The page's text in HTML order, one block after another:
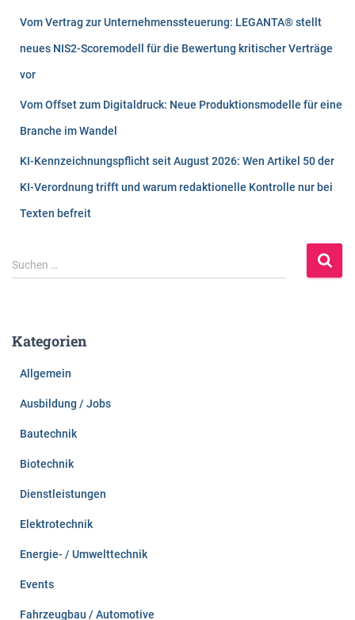
Vom Vertrag zur Unternehmenssteuerung: LEGANTA® stellt
neues NIS2-Scoremodell für die Bewertung kritischer Verträge
vor
Vom Offset zum Digitaldruck: Neue Produktionsmodelle für eine
Branche im Wandel
KI-Kennzeichnungspflicht seit August 2026: Wen Artikel 50 der
KI-Verordnung trifft und warum redaktionelle Kontrolle nur bei
Texten befreit
S
u
n
Suchen …
Kategorien
Allgemein
Ausbildung / Jobs
Bautechnik
Biotechnik
Dienstleistungen
Elektrotechnik
Energie- / Umwelttechnik
Events
Fahrzeugbau / Automotive